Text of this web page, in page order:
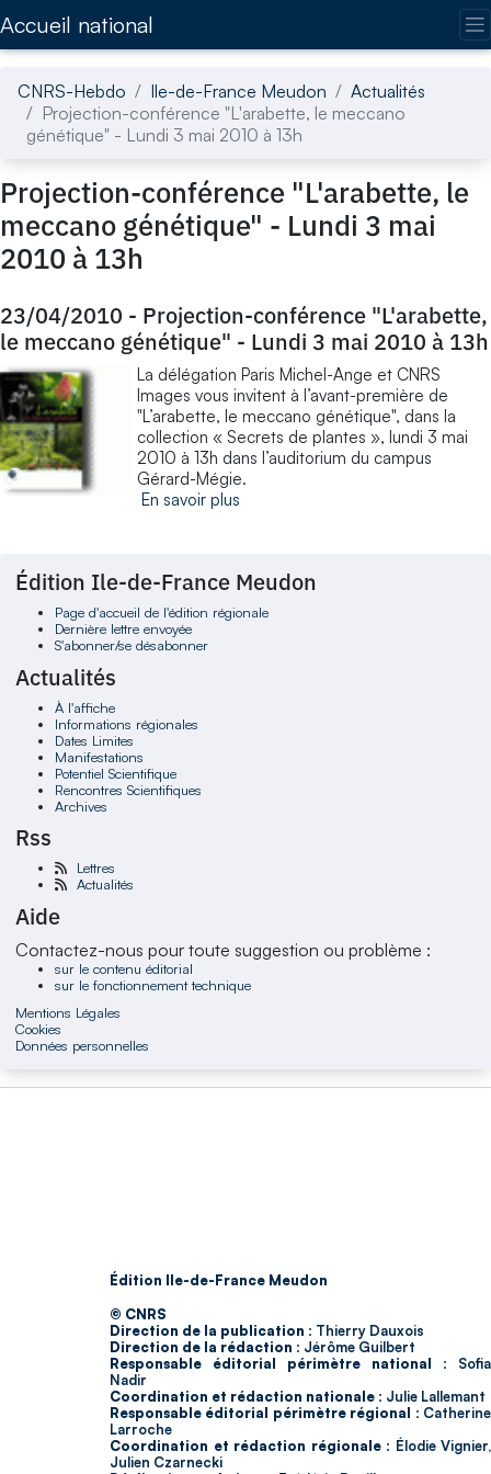
Accueil national
CNRS-Hebdo Ile-de-France Meudon
Actualités
Projection-conférence "L'arabette, le meccano
génétique" - Lundi 3 mai 2010 à 13h
Projection-conférence "L'arabette, le
meccano génétique" - Lundi 3 mai
2010 à 13h
23/04/2010 - Projection-conférence "L'arabette,
le meccano génétique" - Lundi 3 mai 2010 à 13h
La délégation Paris Michel-Ange et CNRS
Images vous invitent à l’avant-première de
"L’arabette, le meccano génétique", dans la
collection « Secrets de plantes », lundi 3 mai
2010 à 13h dans l’auditorium du campus
Gérard-Mégie.
En savoir plus
Édition Ile-de-France Meudon
Page d'accueil de l'édition régionale
Dernière lettre envoyée
S'abonner/se désabonner
Actualités
À l'affiche
Informations régionales
Dates Limites
Manifestations
Potentiel Scientifique
Rencontres Scientifiques
Archives
Rss
Lettres
Actualités
Aide
Contactez-nous pour toute suggestion ou problème :
sur le contenu éditorial
sur le fonctionnement technique
Mentions Légales
Cookies
Données personnelles
Édition Ile-de-France Meudon
© CNRS
Direction de la publication : Thierry Dauxois
Direction de la rédaction : Jérôme Guilbert
Responsable éditorial périmètre national : Sofia
Nadir
Coordination et rédaction nationale : Julie Lallemant
Responsable éditorial périmètre régional : Catherine
Larroche
Coordination et rédaction régionale : Élodie Vignier,
Julien Czarnecki